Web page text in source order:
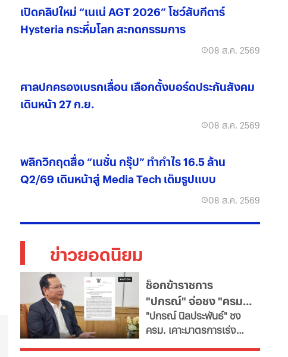
เปิดคลิปใหม่ “เนเน่ AGT 2026” โชว์สับกีตาร์
Hysteria กระหึ่มโลก สะกดกรรมการ
08 ส.ค. 2569
ศาลปกครองเบรกเลื่อน เลือกตั้งบอร์ดประกันสังคม
เดินหน้า 27 ก.ย.
08 ส.ค. 2569
พลิกวิกฤตสื่อ “เนชั่น กรุ๊ป” ทำกำไร 16.5 ล้าน
Q2/69 เดินหน้าสู่ Media Tech เต็มรูปแบบ
08 ส.ค. 2569
ข่าวยอดนิยม
ช็อกข้าราชการ
"ปกรณ์" จ่อชง "ครม."
รื้อใหญ่กำลังคนภาครัฐ
เช็ก 11 สายงานจะหาย
ไป
​"ปกรณ์ นิลประพันธ์" ชง
ครม. เคาะมาตรการเร่ง